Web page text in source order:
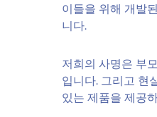
이들을 위해 개발
니다.
저희의 사명은 부
입니다. 그리고 현
있는 제품을 제공